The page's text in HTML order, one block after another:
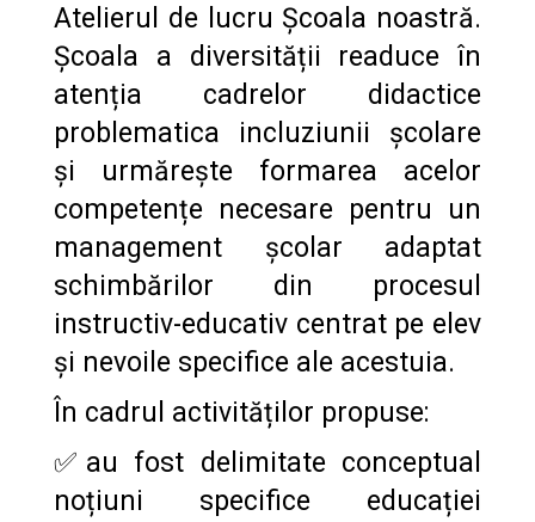
Atelierul de lucru Școala noastră.
Școala a diversității readuce în
atenția cadrelor didactice
problematica incluziunii școlare
și urmărește formarea acelor
competențe necesare pentru un
management școlar adaptat
schimbărilor din procesul
instructiv-educativ centrat pe elev
și nevoile specifice ale acestuia.
În cadrul activităților propuse:
✅au fost delimitate conceptual
noțiuni specifice educației